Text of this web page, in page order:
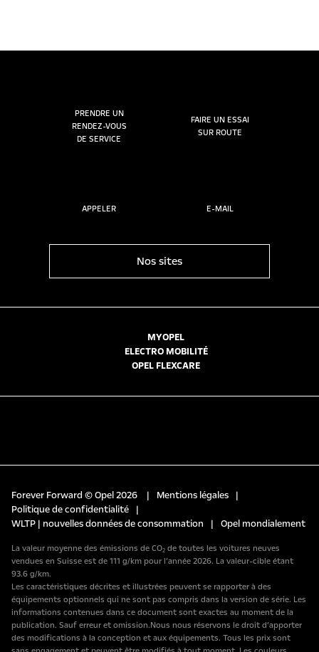
PRENDRE UN
RENDEZ-VOUS
DE SERVICE
FAIRE UN ESSAI
SUR ROUTE
APPELER E-MAIL
Nos sites
MYOPEL
ELECTRO MOBILITÉ
OPEL FLEXCARE
Forever Forward © Opel 2026 | Mentions légales
|
Politique de confidentialité
|
WLTP | nouvelles données de consommation
| Opel mondialement
La valeur moyenne des émissions de CO₂ de toutes les voitures neuves
vendues en Suisse est de 111 g/km pour l’année 2026. La valeur-cible étant
93.6 g/km.
Les caractéristiques décrites et illustrées peuvent se rapporter à des
équipements optionnels qui ne sont pas compris dans la version de série. Les
informations contenues dans ce document sont exactes au moment de la
publication. Sauf erreur et omission.Nous nous réservons le droit d’apporter
des modifications à la conception et aux équipements. Tous les prix sont